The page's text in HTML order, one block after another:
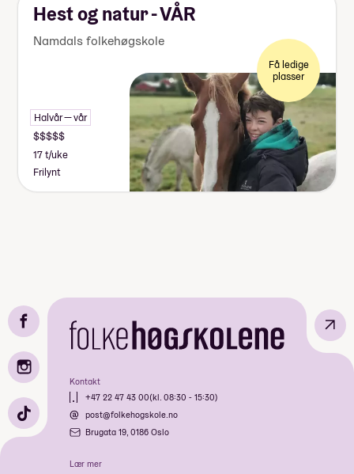
Hest og natur - VÅR
Namdals folkehøgskole
Få ledige
plasser
Halvår — vår
17 t/uke
Frilynt
Kontakt
+47 22 47 43 00(kl. 08:30 - 15:30)
post@folkehogskole.no
Brugata 19, 0186 Oslo
Lær mer
↗